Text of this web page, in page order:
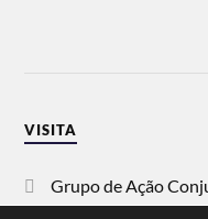
VISITA
Grupo de Ação